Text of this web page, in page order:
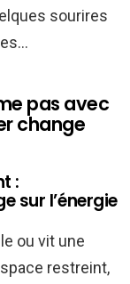
sourires
pas avec
change
:
sur l’énergie
ou vit une
restreint,